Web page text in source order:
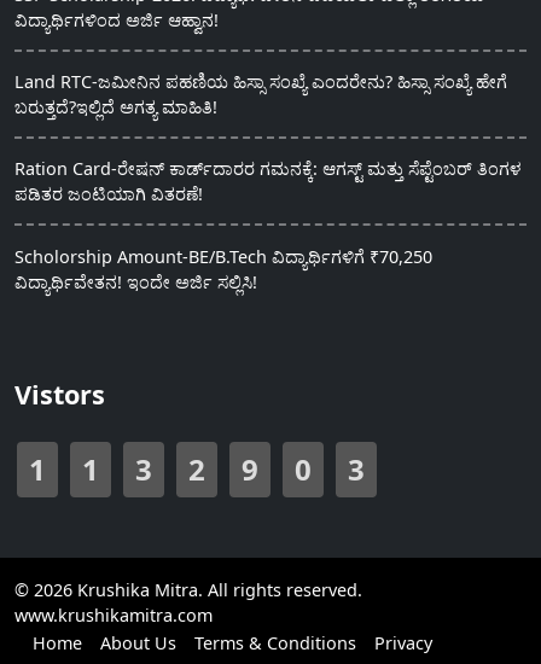
ವಿದ್ಯಾರ್ಥಿಗಳಿಂದ ಅರ್ಜಿ ಆಹ್ವಾನ!
Land RTC-ಜಮೀನಿನ ಪಹಣಿಯ ಹಿಸ್ಸಾ ಸಂಖ್ಯೆ ಎಂದರೇನು? ಹಿಸ್ಸಾ ಸಂಖ್ಯೆ ಹೇಗೆ
ಬರುತ್ತದೆ?ಇಲ್ಲಿದೆ ಅಗತ್ಯ ಮಾಹಿತಿ!
Ration Card-ರೇಷನ್ ಕಾರ್ಡ್‍ದಾರರ ಗಮನಕ್ಕೆ: ಆಗಸ್ಟ್ ಮತ್ತು ಸೆಪ್ಟೆಂಬರ್ ತಿಂಗಳ
ಪಡಿತರ ಜಂಟಿಯಾಗಿ ವಿತರಣೆ!
Scholorship Amount-BE/B.Tech ವಿದ್ಯಾರ್ಥಿಗಳಿಗೆ ₹70,250
ವಿದ್ಯಾರ್ಥಿವೇತನ! ಇಂದೇ ಅರ್ಜಿ ಸಲ್ಲಿಸಿ!
Vistors
1 1 3 2 9 0 3
© 2026 Krushika Mitra. All rights reserved.
www.krushikamitra.com
Home
About Us Terms & Conditions
Privacy